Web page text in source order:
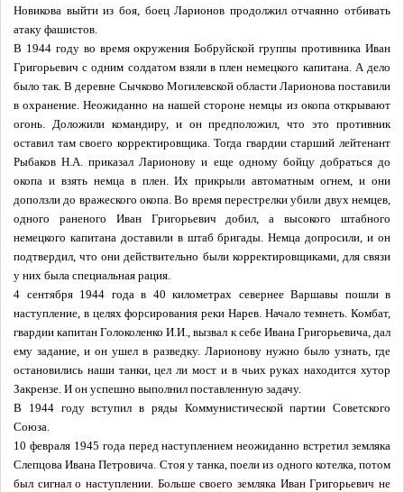
Новикова выйти из боя, боец Ларионов продолжил отчаянно отбивать
атаку фашистов.
В 1944 году во время окружения Бобруйской группы противника Иван
Григорьевич с одним солдатом взяли в плен немецкого капитана. А дело
было так. В деревне Сычково Могилевской области Ларионова поставили
в охранение. Неожиданно на нашей стороне немцы из окопа открывают
огонь. Доложили командиру, и он предположил, что это противник
оставил там своего корректировщика. Тогда гвардии старший лейтенант
Рыбаков Н.А. приказал Ларионову и еще одному бойцу добраться до
окопа и взять немца в плен. Их прикрыли автоматным огнем, и они
доползли до вражеского окопа. Во время перестрелки убили двух немцев,
одного раненого Иван Григорьевич добил, а высокого штабного
немецкого капитана доставили в штаб бригады. Немца допросили, и он
подтвердил, что они действительно были корректировщиками, для связи
у них была специальная рация.
4 сентября 1944 года в 40 километрах севернее Варшавы пошли в
наступление, в целях форсирования реки Нарев. Начало темнеть. Комбат,
гвардии капитан Голоколенко И.И., вызвал к себе Ивана Григорьевича, дал
ему задание, и он ушел в разведку. Ларионову нужно было узнать, где
остановились наши танки, цел ли мост и в чьих руках находится хутор
Закрензе. И он успешно выполнил поставленную задачу.
В 1944 году вступил в ряды Коммунистической партии Советского
Союза.
10 февраля 1945 года перед наступлением неожиданно встретил земляка
Слепцова Ивана Петровича. Стоя у танка, поели из одного котелка, потом
был сигнал о наступлении. Больше своего земляка Иван Григорьевич не